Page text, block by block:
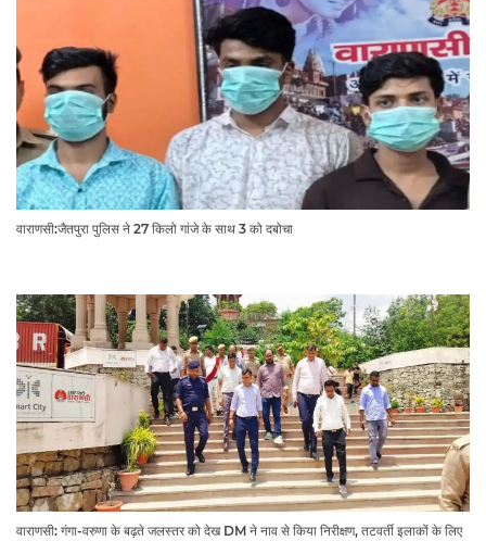
वाराणसी:जैतपुरा पुलिस ने 27 किलो गांजे के साथ 3 को दबोचा
वाराणसी: गंगा-वरुणा के बढ़ते जलस्तर को देख DM ने नाव से किया निरीक्षण, तटवर्ती इलाकों के लिए